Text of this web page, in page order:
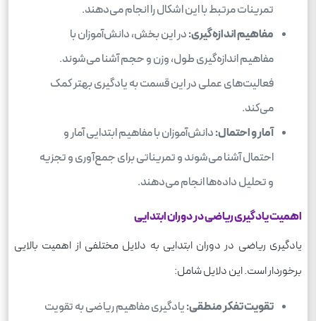
تمرینات مرتبط با این اشکال را انجام می‌دهند.
مفاهیم اندازه‌گیری:در این بخش، دانش‌آموزان با
مفاهیم اندازه‌گیری طول، وزن و حجم آشنا می‌شوند.
فعالیت‌های عملی در این قسمت به یادگیری بهتر کمک
می‌کند.
آمار و احتمال:دانش‌آموزان با مفاهیم ابتدایی آمار و
احتمال آشنا می‌شوند و تمریناتی برای جمع‌آوری و تجزیه
و تحلیل داده‌ها انجام می‌دهند.
اهمیت یادگیری ریاضی در دوران ابتدایی
یادگیری ریاضی در دوران ابتدایی به دلایل مختلفی از اهمیت بالایی
برخوردار است. این دلایل شامل:
تقویت تفکر منطقی:یادگیری مفاهیم ریاضی به تقویت